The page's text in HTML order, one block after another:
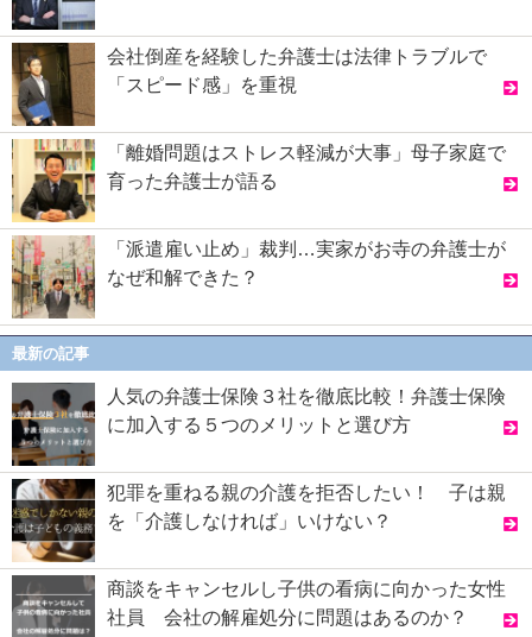
会社倒産を経験した弁護士は法律トラブルで
「スピード感」を重視
「離婚問題はストレス軽減が大事」母子家庭で
育った弁護士が語る
「派遣雇い止め」裁判…実家がお寺の弁護士が
なぜ和解できた？
最新の記事
人気の弁護士保険３社を徹底比較！弁護士保険
に加入する５つのメリットと選び方
犯罪を重ねる親の介護を拒否したい！ 子は親
を「介護しなければ」いけない？
商談をキャンセルし子供の看病に向かった女性
社員 会社の解雇処分に問題はあるのか？